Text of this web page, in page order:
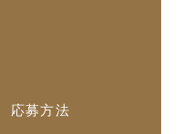
応募方法